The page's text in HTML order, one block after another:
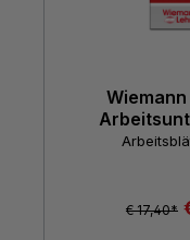
€ 17,40*